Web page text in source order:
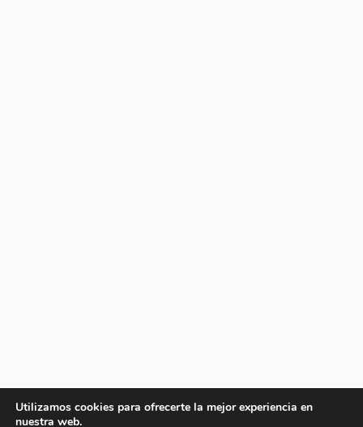
Utilizamos cookies para ofrecerte la mejor experiencia en
nuestra web.